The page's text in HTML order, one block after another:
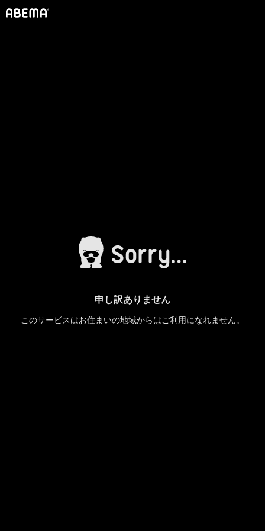
申し訳ありません
このサービスはお住まいの地域からはご利用になれません。